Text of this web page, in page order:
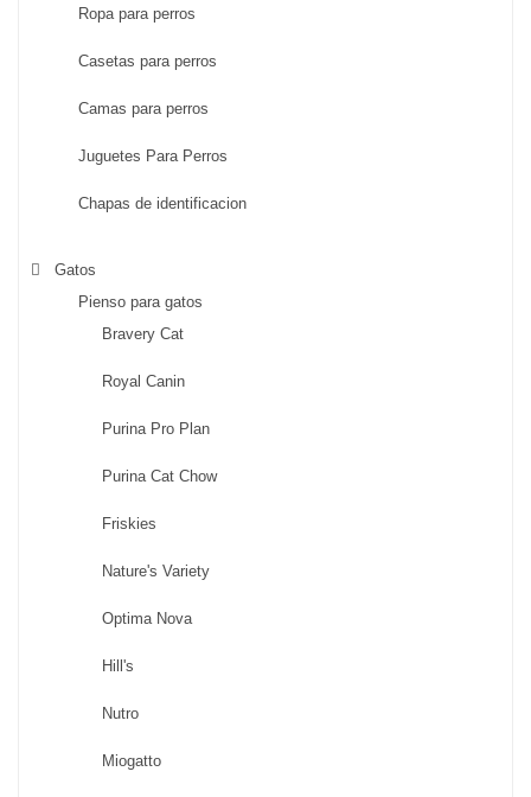
Ropa para perros
Casetas para perros
Camas para perros
Juguetes Para Perros
Chapas de identificacion
Gatos
Pienso para gatos
Bravery Cat
Royal Canin
Purina Pro Plan
Purina Cat Chow
Friskies
Nature's Variety
Optima Nova
Hill's
Nutro
Miogatto